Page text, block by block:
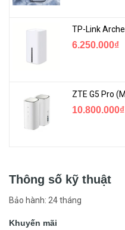
6.250.000₫
10.800.000₫
Thông số kỹ thuật
Bảo hành: 24 tháng
Khuyến mãi